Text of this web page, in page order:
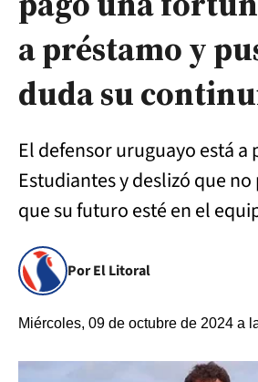
a préstamo y
duda su
El defensor uruguayo está a
Estudiantes y deslizó que
que su futuro esté en el
Por El Litoral
Miércoles, 09 de octubre de 2024 a